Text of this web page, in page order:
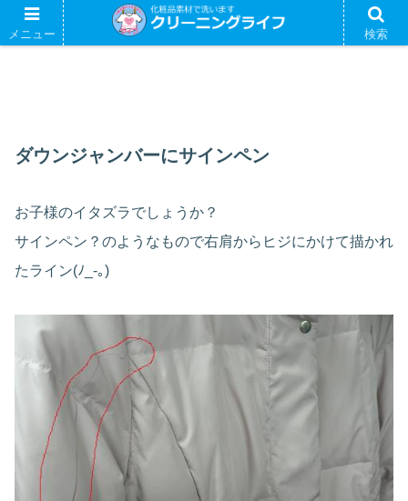
ダウンジャンバーにサインペン
お子様のイタズラでしょうか？
サインペン？のようなもので右肩からヒジにかけて描かれ
たライン(ﾉ_-｡)
メニュー 検索